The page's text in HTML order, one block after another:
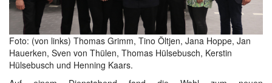
Foto: (von links) Thomas Grimm, Tino Öltjen, Jana Hoppe, Jan
Hauerken, Sven von Thülen, Thomas Hülsebusch, Kerstin
Hülsebusch und Henning Kaars.